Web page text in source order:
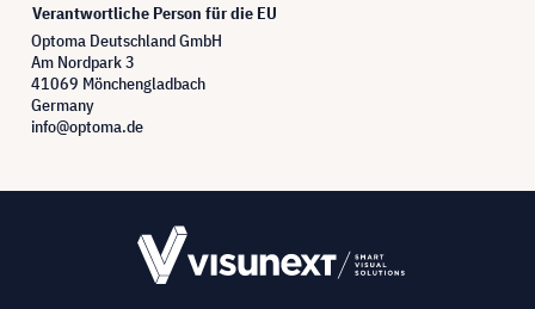
Verantwortliche Person für die EU
Optoma Deutschland GmbH
Am Nordpark 3
41069 Mönchengladbach
Germany
info@optoma.de